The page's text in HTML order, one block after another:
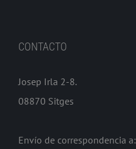
CONTACTO
Josep Irla 2-8.
08870 Sitges
Envío de correspondencia a: